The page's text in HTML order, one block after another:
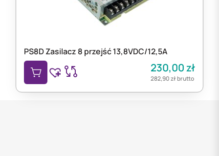
PS8D Zasilacz 8 przejść 13,8VDC/12,5A
230,00zł
282,90złbrutto